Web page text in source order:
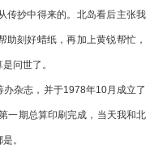
传抄中得来的。北岛看后主张我
刻好蜡纸，再加上黄锐帮忙，
问世了。
杂志，并于1978年10月成立了
一期总算印刷完成，当天我和北
。